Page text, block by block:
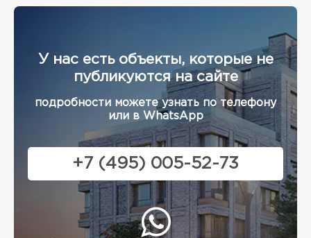
У нас есть объекты, которые не
публикуются на сайте
подробности можете узнать по телефону
или в WhatsApp
+7 (495) 005-52-73